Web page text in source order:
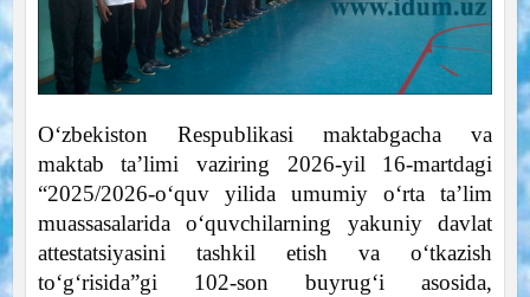
Oʻzbekiston Respublikasi maktabgacha va
maktab taʼlimi vaziring 2026-yil 16-martdagi
“2025/2026-oʻquv yilida umumiy oʻrta taʼlim
muassasalarida oʻquvchilarning yakuniy davlat
attestatsiyasini tashkil etish va oʻtkazish
toʻgʻrisida”gi 102-son buyrugʻi asosida,